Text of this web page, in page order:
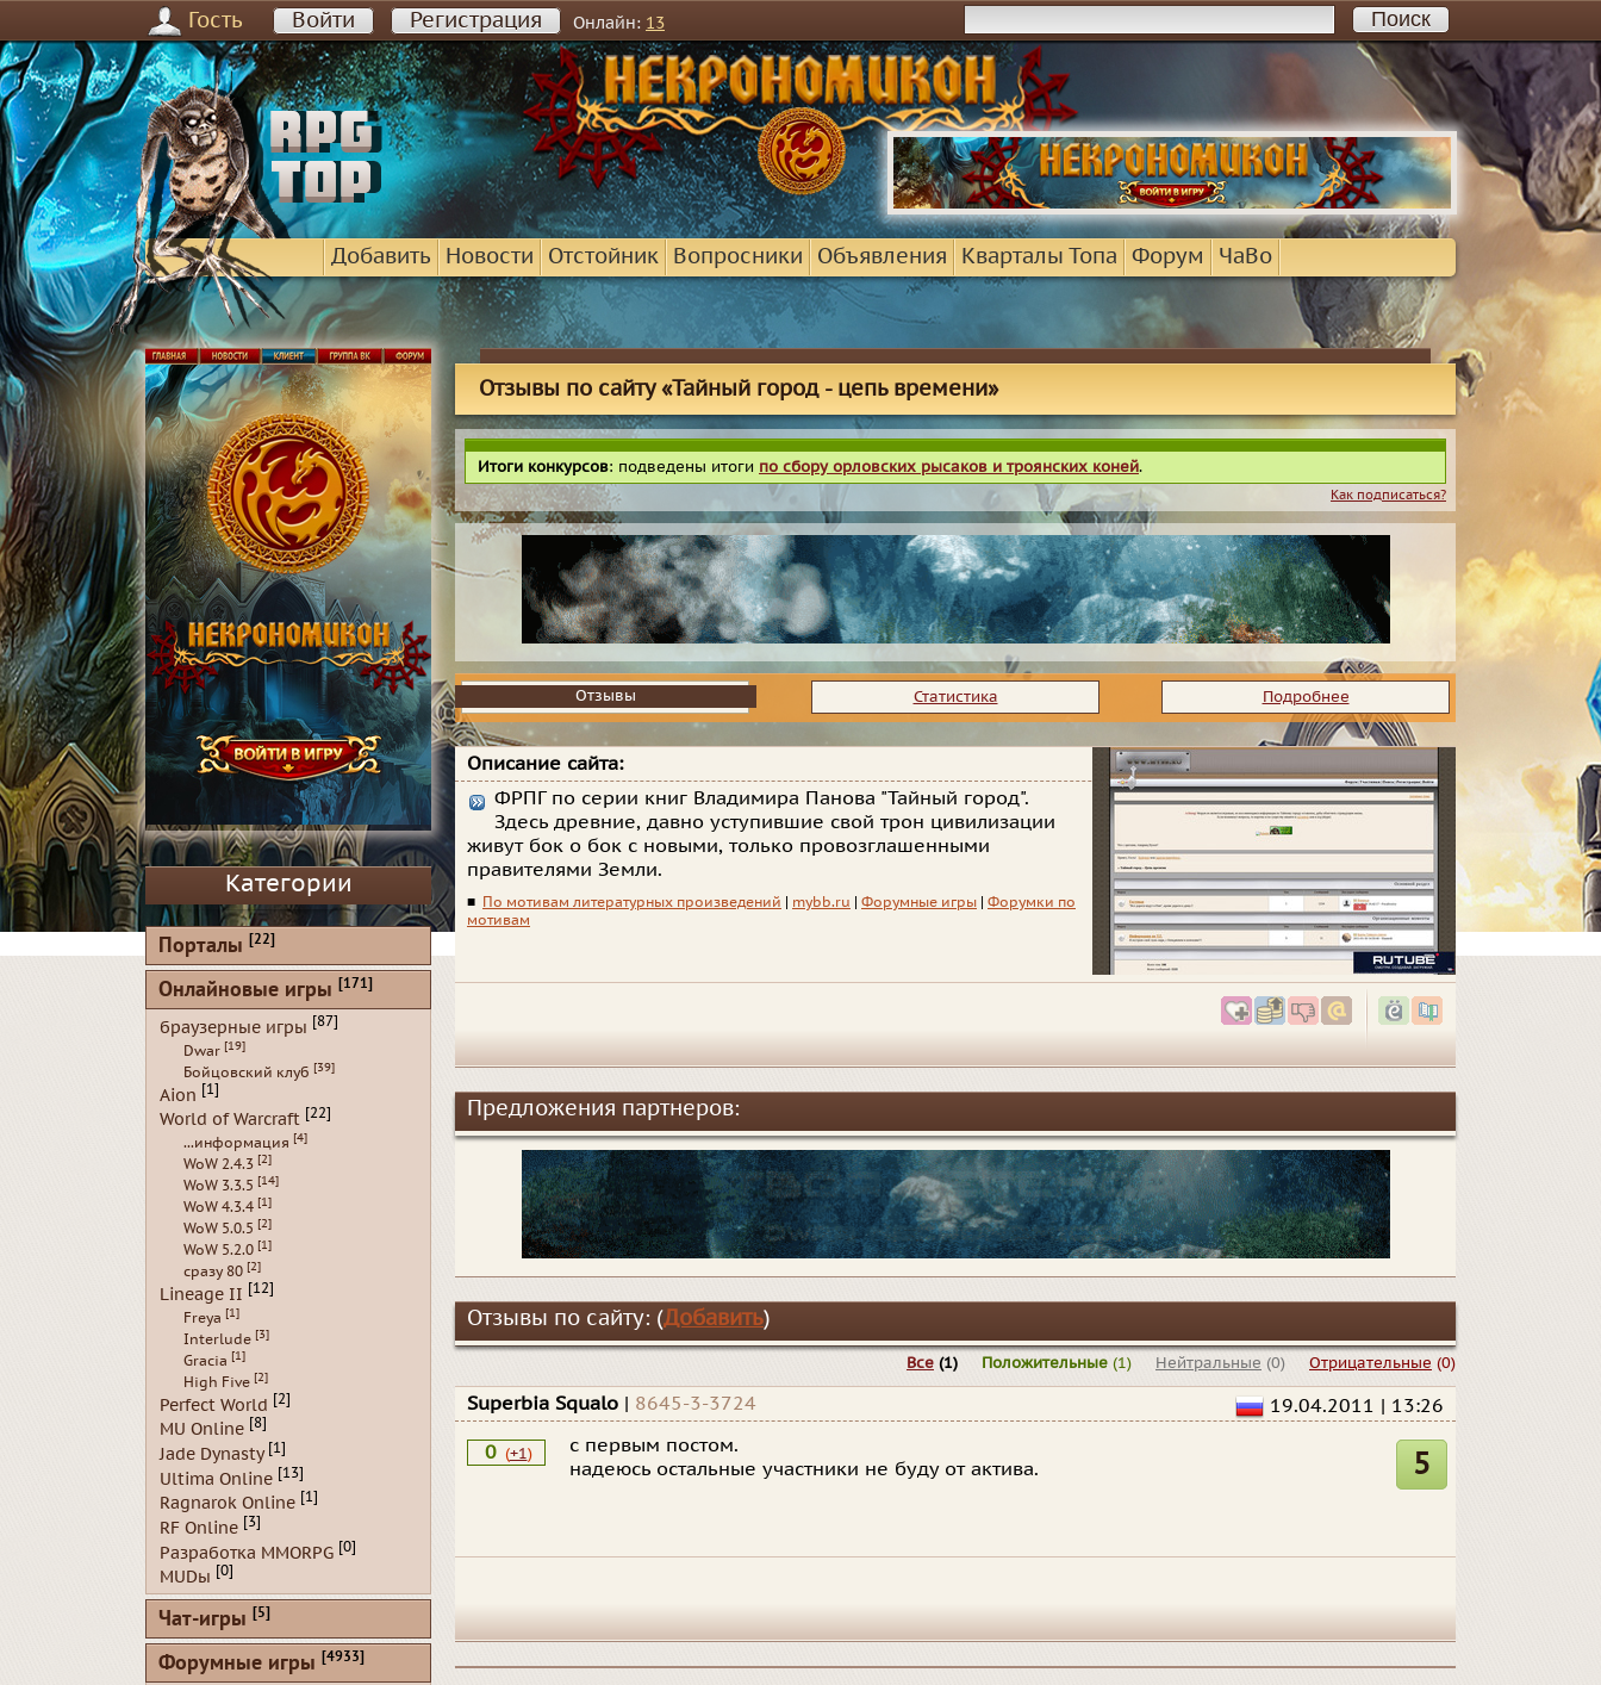
Гость Войти Регистрация Онлайн: 13
Добавить Новости Отстойник Вопросники Объявления Кварталы Топа Форум ЧаВо
Отзывы по сайту «Тайный город - цепь времени»
Итоги конкурсов: подведены итоги по сбору орловских рысаков и троянских коней.
Как подписаться?
Отзывы
Отзывы Статистика Подробнее
Описание сайта:
ФРПГ по серии книг Владимира Панова "Тайный город".
Здесь древние, давно уступившие свой трон цивилизации
живут бок о бок с новыми, только провозглашенными
правителями Земли.
■ По мотивам литературных произведений mybb.ru Форумные игры
Форумки по
мотивам
Предложения партнеров:
Отзывы по сайту: (Добавить)
Отрицательные (0)
Нейтральные (0)
Положительные (1)
Все (1)
Superbia Squalo | 8645-3-3724 19.04.2011 | 13:26
0 (+1)
с первым постом.
надеюсь остальные участники не буду от актива.
5
Категории
Порталы [22]
Онлайновые игры [171]
браузерные игры [87]
Dwar [19]
Бойцовский клуб [39]
Aion [1]
World of Warcraft [22]
...информация [4]
WoW 2.4.3 [2]
WoW 3.3.5 [14]
WoW 4.3.4 [1]
WoW 5.0.5 [2]
WoW 5.2.0 [1]
сразу 80 [2]
Lineage II [12]
Freya [1]
Interlude [3]
Gracia [1]
High Five [2]
Perfect World [2]
MU Online [8]
Jade Dynasty [1]
Ultima Online [13]
Ragnarok Online [1]
RF Online [3]
Разработка MMORPG [0]
MUDы [0]
Чат-игры [5]
Форумные игры [4933]